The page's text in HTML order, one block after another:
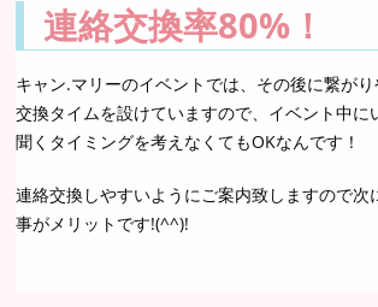
連絡交換率80%！
キャン.マリーのイベントでは、その後に繋が
交換タイムを設けていますので、イベント中に
聞くタイミングを考えなくてもOKなんです！
連絡交換しやすいようにご案内致しますので次
事がメリットです!(^^)!